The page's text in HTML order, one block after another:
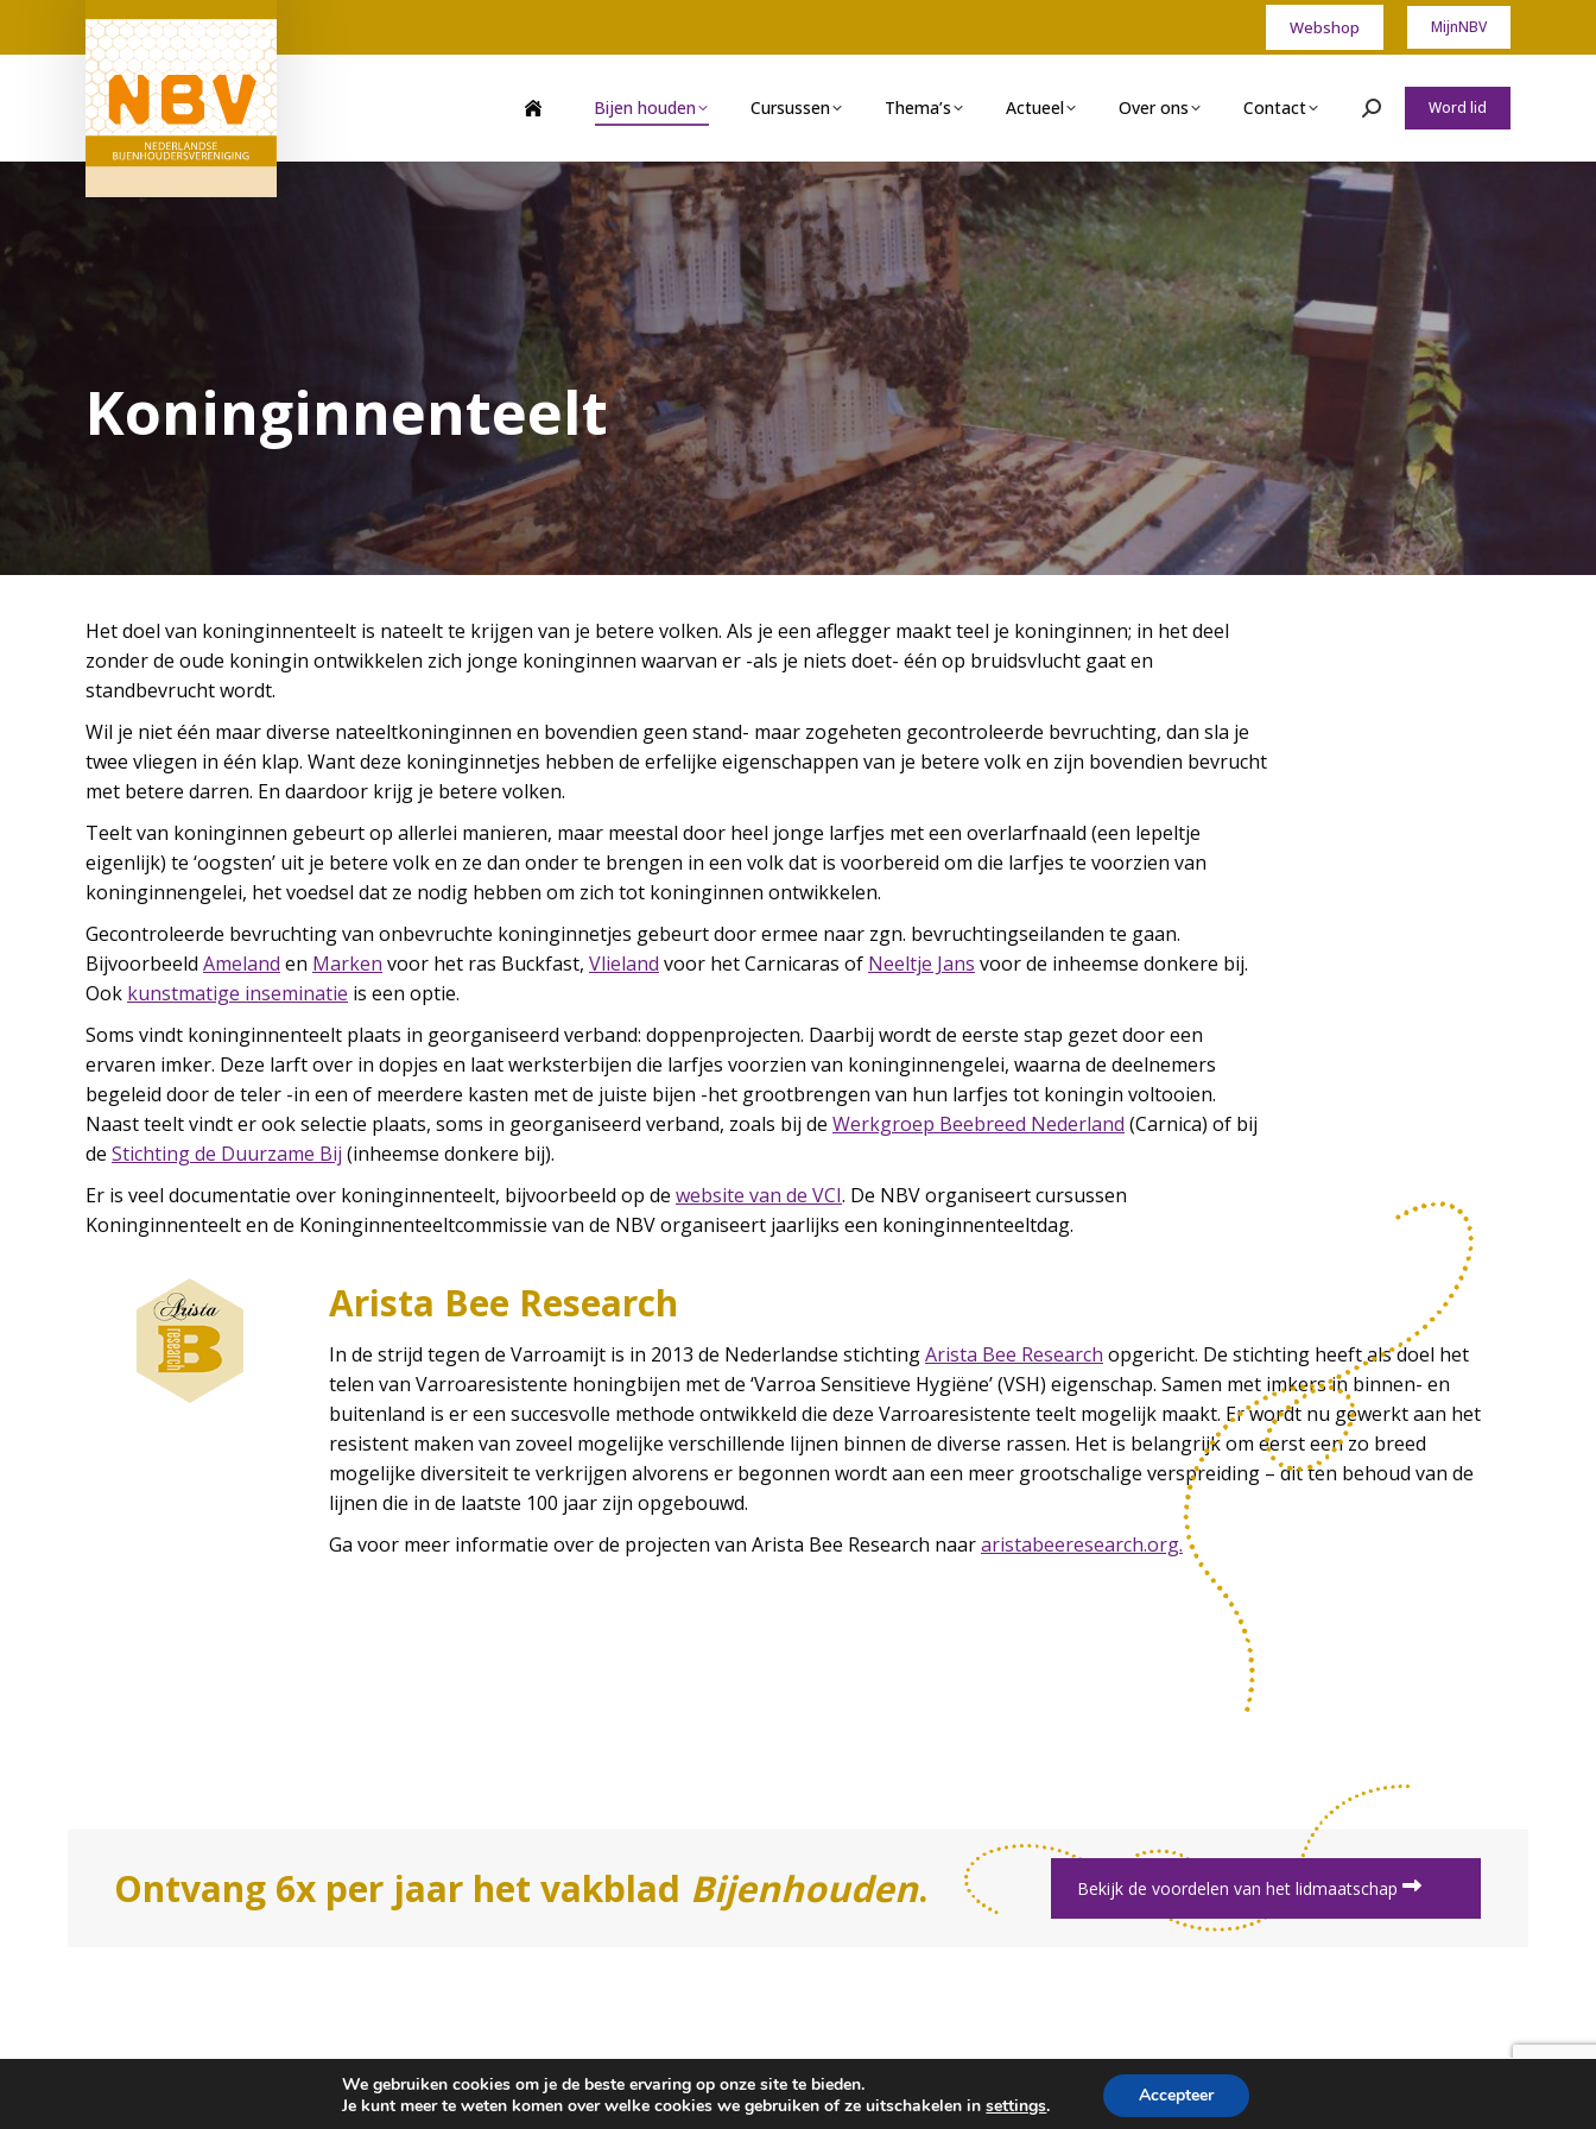
Webshop MijnNBV
Bijen houden Cursussen Thema’s Actueel Over ons Contact Zoeken:Word lid
Koninginnenteelt
Het doel van koninginnenteelt is nateelt te krijgen van je betere volken. Als je een aflegger maakt teel je koninginnen; in het deel
zonder de oude koningin ontwikkelen zich jonge koninginnen waarvan er -als je niets doet- één op bruidsvlucht gaat en
standbevrucht wordt.
Wil je niet één maar diverse nateeltkoninginnen en bovendien geen stand- maar zogeheten gecontroleerde bevruchting, dan sla je
twee vliegen in één klap. Want deze koninginnetjes hebben de erfelijke eigenschappen van je betere volk en zijn bovendien bevrucht
met betere darren. En daardoor krijg je betere volken.
Teelt van koninginnen gebeurt op allerlei manieren, maar meestal door heel jonge larfjes met een overlarfnaald (een lepeltje
eigenlijk) te ‘oogsten’ uit je betere volk en ze dan onder te brengen in een volk dat is voorbereid om die larfjes te voorzien van
koninginnengelei, het voedsel dat ze nodig hebben om zich tot koninginnen ontwikkelen.
Gecontroleerde bevruchting van onbevruchte koninginnetjes gebeurt door ermee naar zgn. bevruchtingseilanden te gaan.
Bijvoorbeeld Ameland en Marken voor het ras Buckfast, Vlieland voor het Carnicaras of Neeltje Jans voor de inheemse donkere bij.
Ook kunstmatige inseminatie is een optie.
Soms vindt koninginnenteelt plaats in georganiseerd verband: doppenprojecten. Daarbij wordt de eerste stap gezet door een
ervaren imker. Deze larft over in dopjes en laat werksterbijen die larfjes voorzien van koninginnengelei, waarna de deelnemers
begeleid door de teler -in een of meerdere kasten met de juiste bijen -het grootbrengen van hun larfjes tot koningin voltooien.
Naast teelt vindt er ook selectie plaats, soms in georganiseerd verband, zoals bij de Werkgroep Beebreed Nederland (Carnica) of bij
de Stichting de Duurzame Bij (inheemse donkere bij).
Er is veel documentatie over koninginnenteelt, bijvoorbeeld op de website van de VCI. De NBV organiseert cursussen
Koninginnenteelt en de Koninginnenteeltcommissie van de NBV organiseert jaarlijks een koninginnenteeltdag.
Arista Bee Research
In de strijd tegen de Varroamijt is in 2013 de Nederlandse stichtingArista Bee Research opgericht. De stichting heeft als doel het
telen van Varroaresistente honingbijen met de ‘Varroa Sensitieve Hygiëne’ (VSH) eigenschap. Samen met imkers in binnen- en
buitenland is er een succesvolle methode ontwikkeld die deze Varroaresistente teelt mogelijk maakt. Er wordt nu gewerkt aan het
resistent maken van zoveel mogelijke verschillende lijnen binnen de diverse rassen. Het is belangrijk om eerst een zo breed
mogelijke diversiteit te verkrijgen alvorens er begonnen wordt aan een meer grootschalige verspreiding – dit ten behoud van de
lijnen die in de laatste 100 jaar zijn opgebouwd.
Ga voor meer informatie over de projecten van Arista Bee Research naararistabeeresearch.org.
Ontvang 6x per jaar het vakblad Bijenhouden. Bekijk de voordelen van het lidmaatschap
Privacy Beleid|Sitemap|Contact (0)317 422 422
We gebruiken cookies om je de beste ervaring op onze site te bieden.
Je kunt meer te weten komen over welke cookies we gebruiken of ze uitschakelen insettings. Accepteer